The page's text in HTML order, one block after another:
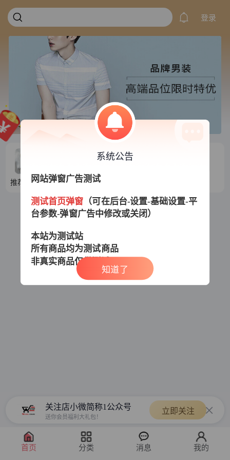
登录
推荐目录1 推荐目录2 推荐目录3
关注店小微简称1公众号
送你会员福利大礼包！
立即关注
系统公告
网站弹窗广告测试
测试首页弹窗 （可在后台-设置-基础设置-平
台参数-弹窗广告中修改或关闭）
本站为测试站
所有商品均为测试商品
非真实商品仅供测试
知道了
首页 分类 消息 我的